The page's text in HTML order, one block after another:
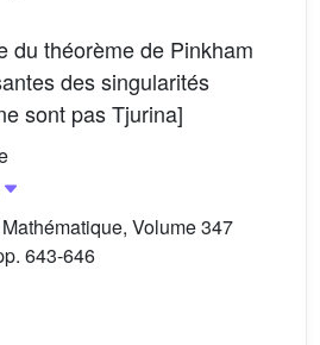
du théorème de Pinkham
des singularités
sont pas Tjurina]
Volume 347
643-646